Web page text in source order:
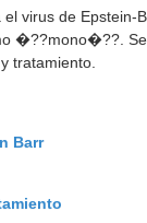
virus de Epstein-
�??mono�??.
tratamiento.
Barr